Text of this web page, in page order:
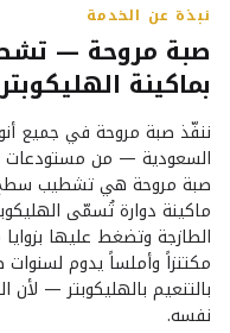
نبذة عن الخدمة
صبة مروحة —
بماكينة الهليكوبتر
ننفّذ صبة مروحة في جميع
السعودية — من مستودعات
صبة مروحة هي تشطيب سطح
ماكينة دوارة تُسمّى
الطازجة وتضغط عليها
مكتنزاً وأملساً يدوم
بالتنعيم بالهليكوبتر —
نفسه.